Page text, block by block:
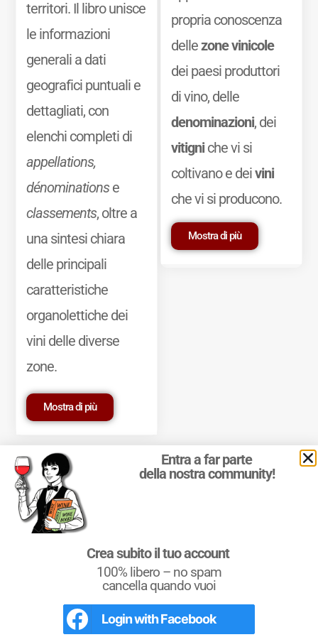
territori. Il libro unisce
le informazioni
generali a dati
geografici puntuali e
dettagliati, con
elenchi completi di
appellations,
dénominationse
classements, oltre a
una sintesi chiara
delle principali
caratteristiche
organolettiche dei
vini delle diverse
zone.
Mostra di più
propria conoscenza
dellezone vinicole
dei paesi produttori
di vino, delle
denominazioni, dei
vitigniche vi si
coltivano e deivini
che vi si producono.
Mostra di più
Marchio Reg. | P.IVA 03921390245
Condizioni d'uso|Privacy Policy|Cookie Policy
cookie
L'Italia del Vino
Entra a far parte
della nostra community!
Crea subito il tuo account
100% libero – no spam
cancella quando vuoi
Login withFacebook